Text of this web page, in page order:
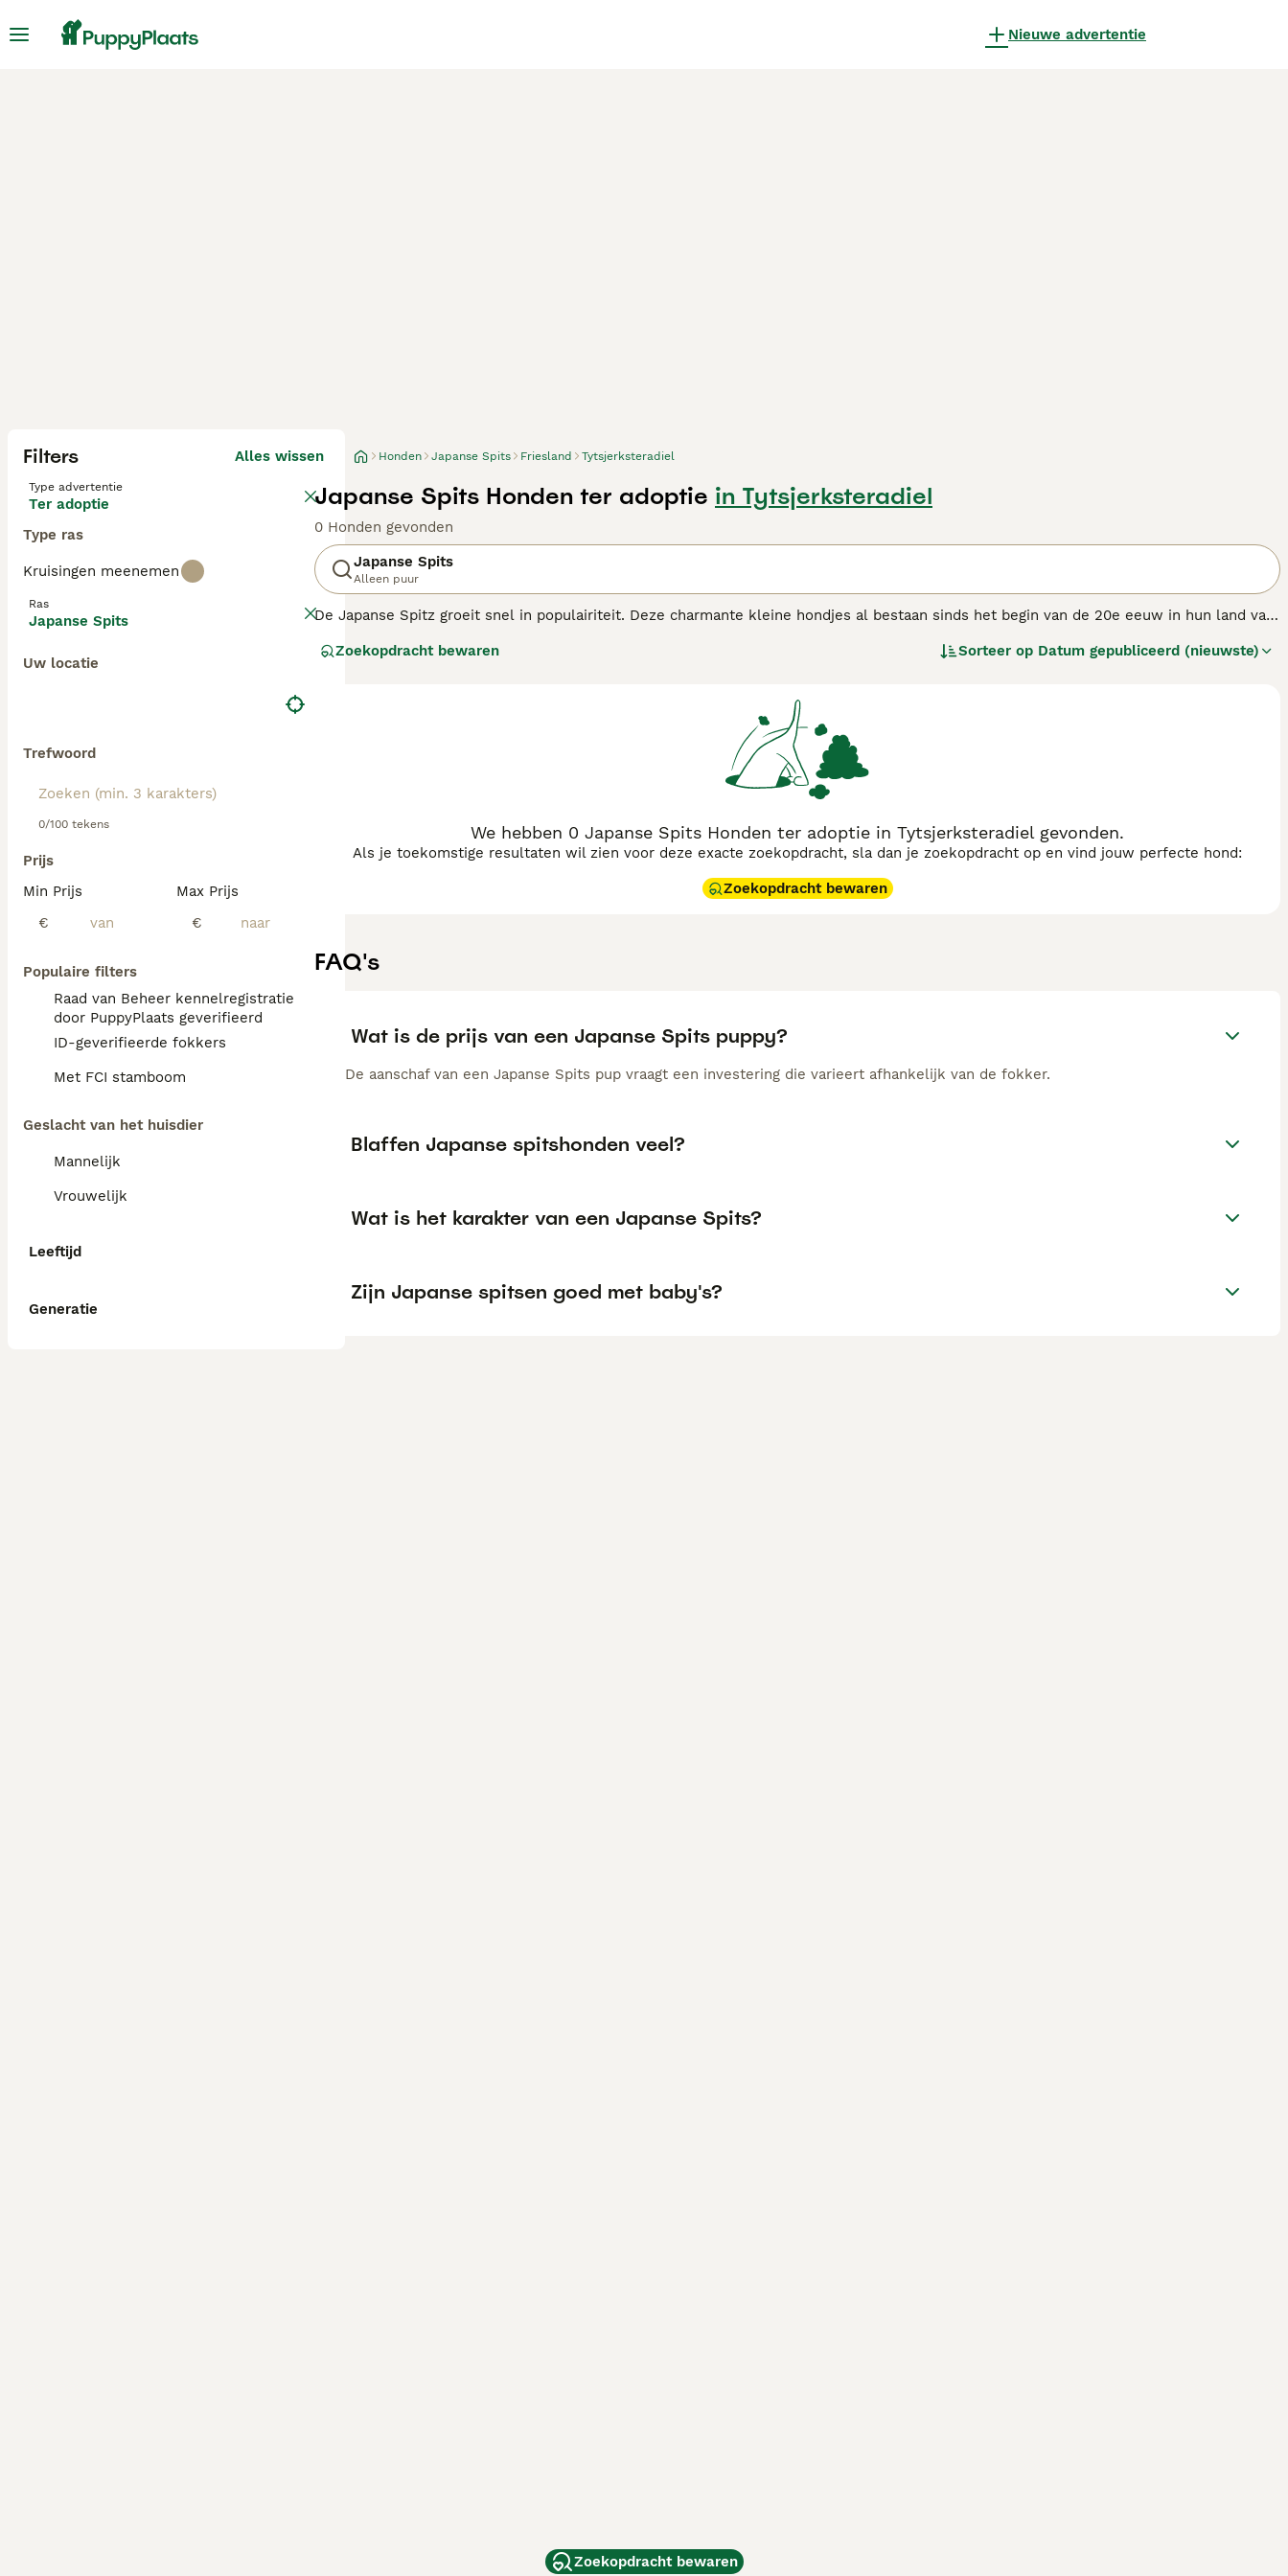
Nieuwe advertentie
Filters Alles wissen
Type advertentie
Ter adoptie
Type ras
Kruisingen meenemen
Ras
Japanse Spits
Uw locatie
Trefwoord
0/100 tekens
Prijs
Min Prijs
€
Max Prijs
€
Populaire filters
Raad van Beheer kennelregistratie
door PuppyPlaats geverifieerd
ID-geverifieerde fokkers
Met FCI stamboom
Geslacht van het huisdier
Mannelijk
Vrouwelijk
Leeftijd
Generatie
Honden Japanse Spits Friesland Tytsjerksteradiel
Japanse Spits Honden ter adoptie in Tytsjerksteradiel
0 Honden gevonden
Japanse Spits
Alleen puur
De Japanse Spitz groeit snel in populairiteit. Deze charmante kleine hondjes al bestaan sinds het begin van de 20e eeuw in hun land van
Zoekopdracht bewaren Sorteer op Datum gepubliceerd (nieuwste)
We hebben 0 Japanse Spits Honden ter adoptie in Tytsjerksteradiel gevonden.
Als je toekomstige resultaten wil zien voor deze exacte zoekopdracht, sla dan je zoekopdracht op en vind jouw perfecte hond:
Zoekopdracht bewaren
FAQ's
Wat is de prijs van een Japanse Spits puppy?
De aanschaf van een Japanse Spits pup vraagt een investering die varieert afhankelijk van de fokker.
Blaffen Japanse spitshonden veel?
Wat is het karakter van een Japanse Spits?
Zijn Japanse spitsen goed met baby's?
Zoekopdracht bewaren